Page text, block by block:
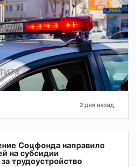
2 дня назад
Соцфонда направило
на субсидии
трудоустройство